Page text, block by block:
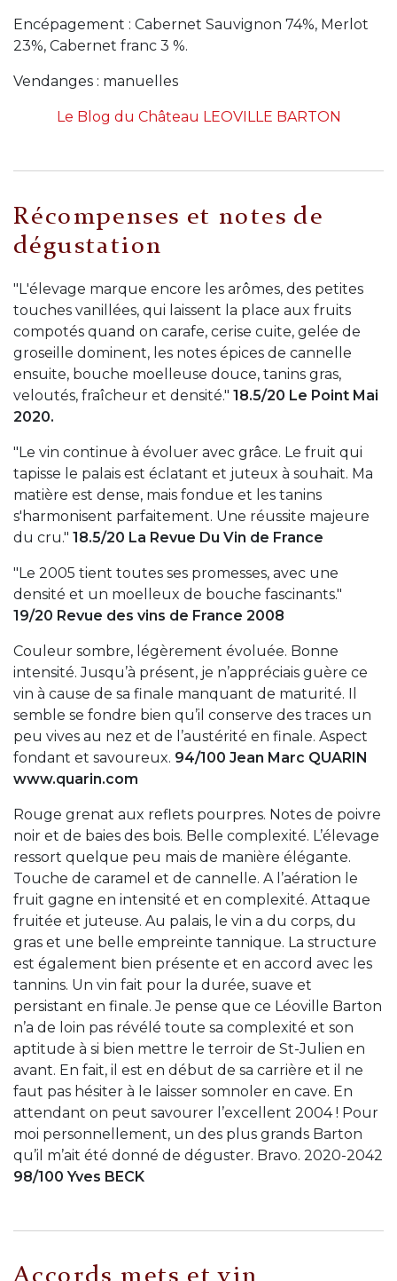
Encépagement : Cabernet Sauvignon 74%, Merlot
23%, Cabernet franc 3 %.
Vendanges : manuelles
Le Blog du Château LEOVILLE BARTON
Récompenses et notes de
dégustation
"L'élevage marque encore les arômes, des petites
touches vanillées, qui laissent la place aux fruits
compotés quand on carafe, cerise cuite, gelée de
groseille dominent, les notes épices de cannelle
ensuite, bouche moelleuse douce, tanins gras,
veloutés, fraîcheur et densité." 18.5/20 Le Point Mai
2020.
"Le vin continue à évoluer avec grâce. Le fruit qui
tapisse le palais est éclatant et juteux à souhait. Ma
matière est dense, mais fondue et les tanins
s'harmonisent parfaitement. Une réussite majeure
du cru." 18.5/20 La Revue Du Vin de France
"Le 2005 tient toutes ses promesses, avec une
densité et un moelleux de bouche fascinants."
19/20 Revue des vins de France 2008
Couleur sombre, légèrement évoluée. Bonne
intensité. Jusqu’à présent, je n’appréciais guère ce
vin à cause de sa finale manquant de maturité. Il
semble se fondre bien qu’il conserve des traces un
peu vives au nez et de l’austérité en finale. Aspect
fondant et savoureux. 94/100 Jean Marc QUARIN
www.quarin.com
Rouge grenat aux reflets pourpres. Notes de poivre
noir et de baies des bois. Belle complexité. L’élevage
ressort quelque peu mais de manière élégante.
Touche de caramel et de cannelle. A l’aération le
fruit gagne en intensité et en complexité. Attaque
fruitée et juteuse. Au palais, le vin a du corps, du
gras et une belle empreinte tannique. La structure
est également bien présente et en accord avec les
tannins. Un vin fait pour la durée, suave et
persistant en finale. Je pense que ce Léoville Barton
n’a de loin pas révélé toute sa complexité et son
aptitude à si bien mettre le terroir de St-Julien en
avant. En fait, il est en début de sa carrière et il ne
faut pas hésiter à le laisser somnoler en cave. En
attendant on peut savourer l’excellent 2004 ! Pour
moi personnellement, un des plus grands Barton
qu’il m’ait été donné de déguster. Bravo. 2020-2042
98/100 Yves BECK